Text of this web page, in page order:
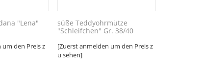
"Lena"
den Preis z
süße Teddyohrmütze
"Schleifchen" Gr. 38/40
[Zuerst anmelden um den Preis z
u sehen]